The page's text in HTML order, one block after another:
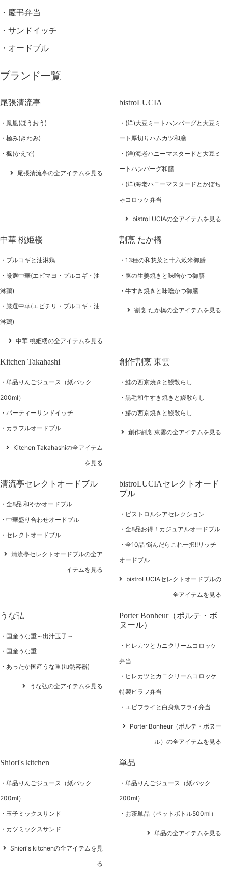
慶弔弁当
サンドイッチ
オードブル
ブランド一覧
尾張清流亭
鳳凰(ほうおう)
極み(きわみ)
楓(かえで)
尾張清流亭の全アイテムを見る
bistroLUCIA
(洋)大豆ミートハンバーグと大豆ミ
ート厚切りハムカツ和膳
(洋)海老ハニーマスタードと大豆ミ
ートハンバーグ和膳
(洋)海老ハニーマスタードとかぼち
ゃコロッケ弁当
bistroLUCIAの全アイテムを見る
中華 桃姫楼
プルコギと油淋鶏
厳選中華(エビマヨ・プルコギ・油
淋鶏)
厳選中華(エビチリ・プルコギ・油
淋鶏)
中華 桃姫楼の全アイテムを見る
割烹 たか橋
13種の和惣菜と十六穀米御膳
豚の生姜焼きと味噌かつ御膳
牛すき焼きと味噌かつ御膳
割烹 たか橋の全アイテムを見る
Kitchen Takahashi
単品りんごジュース（紙パック
200ml）
パーティーサンドイッチ
カラフルオードブル
Kitchen Takahashiの全アイテム
を見る
創作割烹 東雲
鮭の西京焼きと鰻散らし
黒毛和牛すき焼きと鰻散らし
鰆の西京焼きと鰻散らし
創作割烹 東雲の全アイテムを見る
清流亭セレクトオードブル
全8品 和やかオードブル
中華盛り合わせオードブル
セレクトオードブル
清流亭セレクトオードブルの全ア
イテムを見る
bistroLUCIAセレクトオード
ブル
ビストロルシアセレクション
全8品お得！カジュアルオードブル
全10品 悩んだらこれ一択!!リッチ
オードブル
bistroLUCIAセレクトオードブルの
全アイテムを見る
うな弘
国産うな重～出汁玉子～
国産うな重
あったか国産うな重(加熱容器)
うな弘の全アイテムを見る
Porter Bonheur（ポルテ・ボ
ヌール）
ヒレカツとカニクリームコロッケ
弁当
ヒレカツとカニクリームコロッケ
特製ピラフ弁当
エビフライと白身魚フライ弁当
Porter Bonheur（ポルテ・ボヌー
ル）の全アイテムを見る
Shiori's kitchen
単品りんごジュース（紙パック
200ml）
玉子ミックスサンド
カツミックスサンド
Shiori's kitchenの全アイテムを見
る
単品
単品りんごジュース（紙パック
200ml）
お茶単品（ペットボトル500ml）
単品の全アイテムを見る